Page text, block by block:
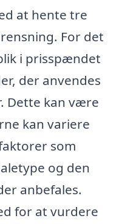
at hente tre
For det
i prisspændet
der anvendes
Dette kan være
kan variere
som
og den
anbefales.
for at vurdere